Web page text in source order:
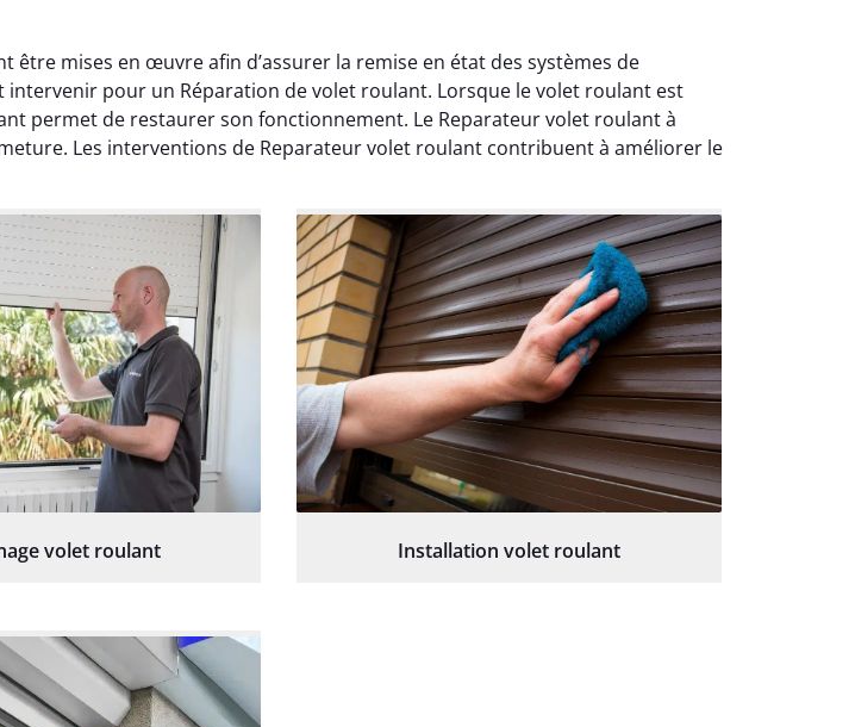
mises en œuvre afin d’assurer la remise en état des systèmes de
pour un Réparation de volet roulant. Lorsque le volet roulant est
permet de restaurer son fonctionnement. Le Reparateur volet roulant à
Les interventions de Reparateur volet roulant contribuent à améliorer le
volet roulant Installation volet roulant